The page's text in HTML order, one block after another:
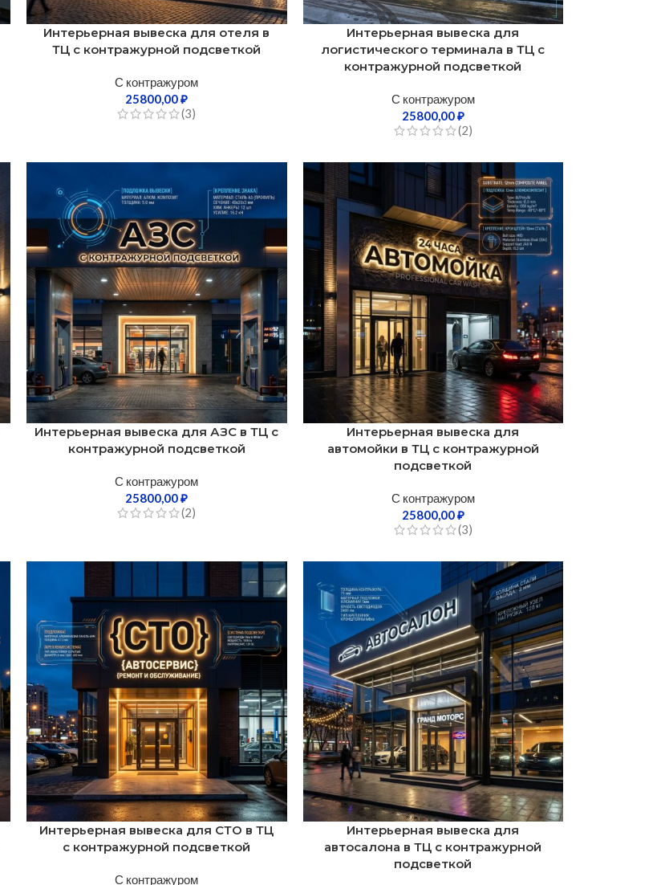
Интерьерная вывеска для отеля в
ТЦ с контражурной подсветкой
С контражуром
25800,00₽
(3)
Интерьерная вывеска для
логистического терминала в ТЦ с
контражурной подсветкой
С контражуром
25800,00₽
(2)
Интерьерная вывеска для АЗС в ТЦ с
контражурной подсветкой
С контражуром
25800,00₽
(2)
Интерьерная вывеска для
автомойки в ТЦ с контражурной
подсветкой
С контражуром
25800,00₽
(3)
Интерьерная вывеска для СТО в ТЦ
с контражурной подсветкой
С контражуром
Интерьерная вывеска для
автосалона в ТЦ с контражурной
подсветкой